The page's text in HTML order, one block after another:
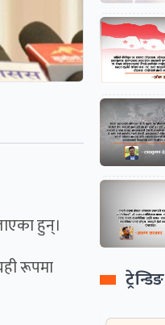
हुन्।
रूपमा
ट्रेन्डिङ